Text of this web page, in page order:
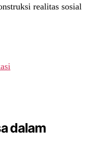
realitas sosial
dalam